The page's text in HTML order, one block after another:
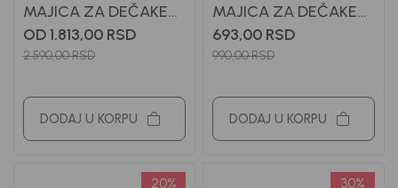
MAJICA ZA DEČAKE
TIMBERLAND
OD 1.813,00 RSD
2.590,00RSD
DODAJ U KORPU
MAJICA ZA DEČAKE
BASIC
693,00 RSD
990,00RSD
DODAJ U KORPU
20% 30%